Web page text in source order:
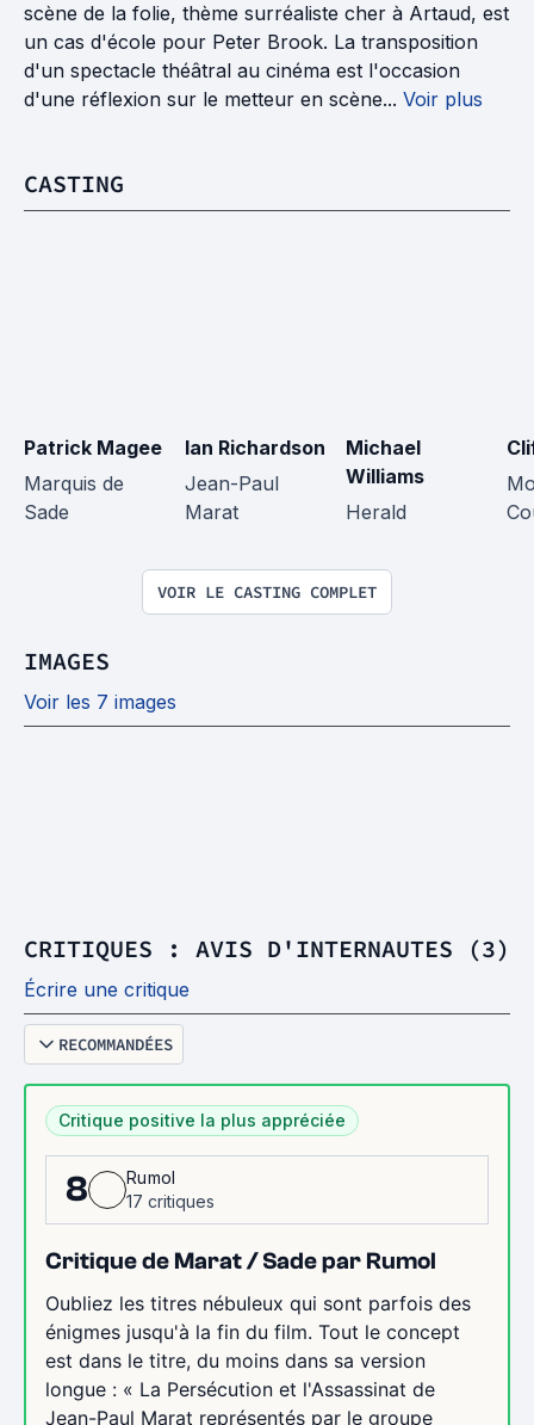
scène de la folie, thème surréaliste cher à Artaud, est
un cas d'école pour Peter Brook. La transposition
d'un spectacle théâtral au cinéma est l'occasion
d'une réflexion sur le metteur en scène... Voir plus
CASTING
Patrick Magee
Marquis de
Sade
Ian Richardson
Jean-Paul
Marat
Michael
Williams
Herald
VOIR LE CASTING COMPLET
IMAGES
Voir les 7 images
CRITIQUES : AVIS D'INTERNAUTES (3)
Écrire une critique
RECOMMANDÉES
Critique positive la plus appréciée
8
Rumol
17 critiques
Critique de Marat / Sade par Rumol
Oubliez les titres nébuleux qui sont parfois des
énigmes jusqu'à la fin du film. Tout le concept
est dans le titre, du moins dans sa version
longue : « La Persécution et l'Assassinat de
Jean-Paul Marat représentés par le groupe